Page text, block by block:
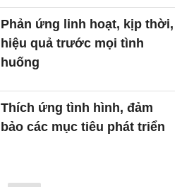
Phản ứng linh hoạt, kịp thời,
hiệu quả trước mọi tình
huống
Thích ứng tình hình, đảm
bảo các mục tiêu phát triển